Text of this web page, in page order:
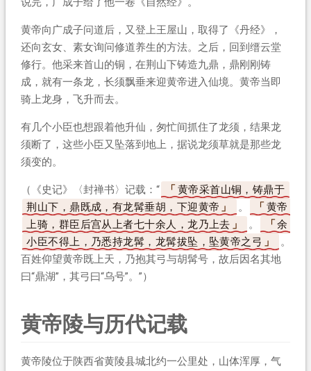
黄帝向广成子问道后，又登上王屋山，取得了《丹经》，
还向玄女、素女询问修道养生的方法。之后，回到缙云堂
修行。他采来首山的铜，在荆山下铸造九鼎，鼎刚刚铸
成，就有一条龙，长须飘垂来迎黄帝进入仙境。黄帝当即
骑上龙身，飞升而去。
有几个小臣也想跟着他升仙，匆忙间抓住了龙须，结果龙
须断了，这些小臣又坠落到地上，据说龙须草就是那些龙
须变的。
（《史记》〈封禅书〉记载：“
黄帝采首山铜，铸鼎于
荆山下，鼎既成，有龙髯垂胡，下迎黄帝
。
黄帝
上骑，群臣后宫从上者七十余人，龙乃上去
。
余
小臣不得上，乃悉持龙髯，龙髯拔坠，坠黄帝之弓
。
百姓仰望黄帝既上天，乃抱其弓与胡髯号，故后因名其地
曰“鼎湖”，其弓曰“乌号”。”）
黄帝陵与历代记载
黄帝陵位于陕西省黄陵县城北约一公里处，山体浑厚，气